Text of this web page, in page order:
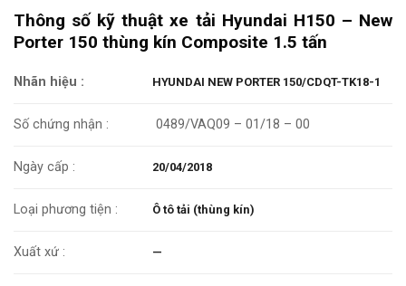
Thông số kỹ thuật xe tải Hyundai H150 – New
Porter 150 thùng kín Composite 1.5 tấn
Nhãn hiệu : HYUNDAI NEW PORTER 150/CDQT-TK18-1
Số chứng nhận : 0489/VAQ09 – 01/18 – 00
Ngày cấp : 20/04/2018
Loại phương tiện : Ô tô tải (thùng kín)
Xuất xứ : —